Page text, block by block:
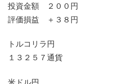
投資金額 ２００円
評価損益 ＋３８円
トルコリラ円
１３２５７通貨
米ドル円